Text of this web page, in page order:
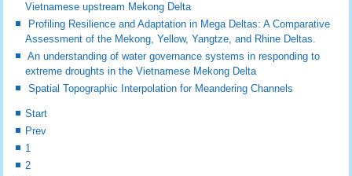
Vietnamese upstream Mekong Delta
Profiling Resilience and Adaptation in Mega Deltas: A Comparative
Assessment of the Mekong, Yellow, Yangtze, and Rhine Deltas.
An understanding of water governance systems in responding to
extreme droughts in the Vietnamese Mekong Delta
Spatial Topographic Interpolation for Meandering Channels
Start
Prev
1
2